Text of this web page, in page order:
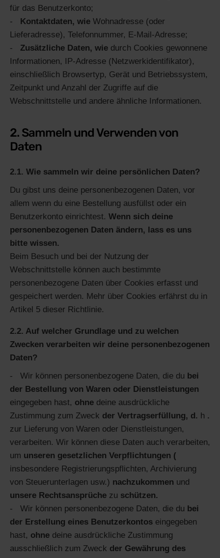
für das Benutzerkonto;
Kontaktdaten, wie Wohnadresse (oder
Lieferadresse), Telefonnummer, E-Mail-Adresse;
Zusätzliche Daten, wie durch Cookies gewonnene
Informationen, IP-Adresse (Netzwerkidentifikator),
einschließlich Browsertyp, Gerät und Betriebssystem,
Zeitpunkt und Anzahl der Zugriffe auf die
Webschnittstelle und andere ähnliche Informationen.
2. Sammeln und Verwenden von
Daten
2.1. Wie sammeln wir deine persönlichen Daten?
Du gibst uns deine personenbezogenen Daten, vor
allem wenn du eine Bestellung ausfüllst oder ein
Benutzerkonto einrichtest. Wenn sich deine
personenbezogenen Daten ändern, lass es uns
bitte wissen.
Beim Besuch und bei der Nutzung der
Webschnittstelle können auch bestimmte
personenbezogene Daten über Cookies erfasst und
gespeichert werden. Mehr über Cookies erfährst du in
Artikel 5 dieser Richtlinie.
2.2. Auf welcher Grundlage und zu welchen
Zwecken verarbeiten wir deine personenbezogenen
Daten?
Wir können personenbezogene Daten, die du bei
der Bestellung von Waren oder Dienstleistungen
eingegeben hast, ohne deine ausdrückliche
Zustimmung zum Zweck der Vertragserfüllung, d. h .
zur Lieferung von Waren oder Dienstleistungen,
verarbeiten. Wir können diese Daten auch verarbeiten,
um unseren gesetzlichen Verpflichtungen (
insbesondere Registrierungspflichten, Archivierung
von Steuerunterlagen usw.) nachzukommen und
unsere Rechtsansprüche zu schützen.
Wir können personenbezogene Daten, die du bei
der Erstellung eines Benutzerkontos eingegeben
hast, ohne deine ausdrückliche Zustimmung
ausschließlich zum Zweck der Gewährung des